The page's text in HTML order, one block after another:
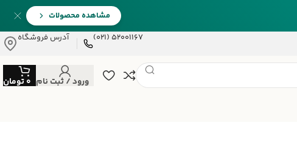
مشاهده محصولات
52001167 (021)
آدرس فروشگاه
ورود / ثبت نام 0تومان